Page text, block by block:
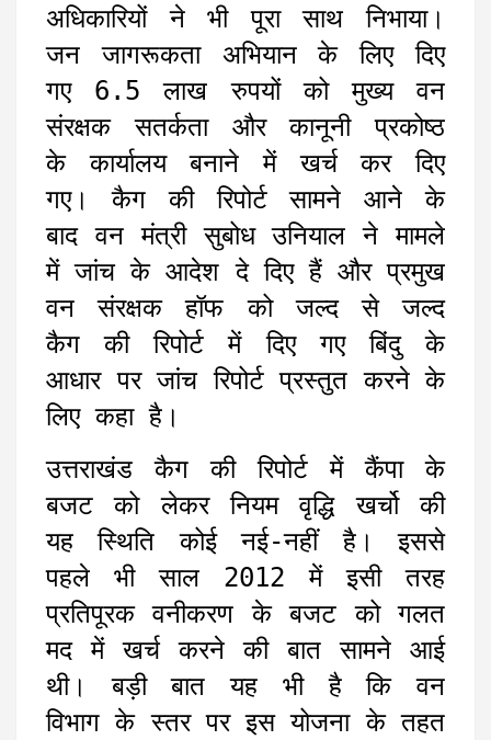
अधिकारियों ने भी पूरा साथ निभाया।
जन जागरूकता अभियान के लिए दिए
गए 6.5 लाख रुपयों को मुख्य वन
संरक्षक सतर्कता और कानूनी प्रकोष्ठ
के कार्यालय बनाने में खर्च कर दिए
गए। कैग की रिपोर्ट सामने आने के
बाद वन मंत्री सुबोध उनियाल ने मामले
में जांच के आदेश दे दिए हैं और प्रमुख
वन संरक्षक हॉफ को जल्द से जल्द
कैग की रिपोर्ट में दिए गए बिंदु के
आधार पर जांच रिपोर्ट प्रस्तुत करने के
लिए कहा है।
उत्तराखंड कैग की रिपोर्ट में कैंपा के
बजट को लेकर नियम वृद्धि खर्चो की
यह स्थिति कोई नई-नहीं है। इससे
पहले भी साल 2012 में इसी तरह
प्रतिपूरक वनीकरण के बजट को गलत
मद में खर्च करने की बात सामने आई
थी। बड़ी बात यह भी है कि वन
विभाग के स्तर पर इस योजना के तहत